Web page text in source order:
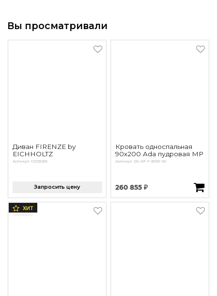
Вы просматривали
Диван FIRENZE by
EICHHOLTZ
Артикул: ODD5256
Запросить цену
Кровать односпальная
90х200 Ada пудровая МР
Артикул: DG-RF-F-BD61-90
260 855 ₽
ХИТ